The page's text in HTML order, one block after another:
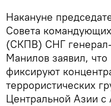
Накануне
Совета
(СКПВ) СНГ
Манилов заявил,
фиксируют
террористических
Центральной Азии с